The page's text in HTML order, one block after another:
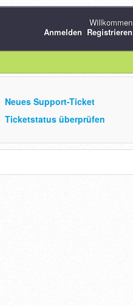
Willkommen
Anmelden Registrieren
Neues Support-Ticket
Ticketstatus überprüfen